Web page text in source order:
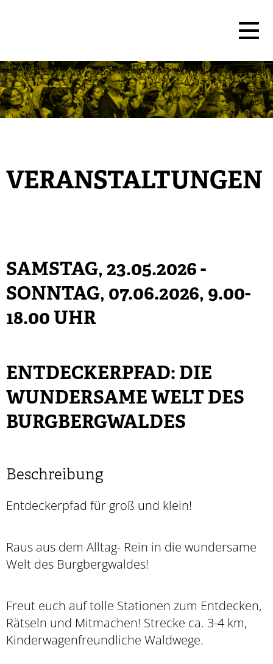
VERANSTALTUNGEN
SAMSTAG, 23.05.2026-
SONNTAG, 07.06.2026, 9.00-
18.00 UHR
ENTDECKERPFAD: DIE
WUNDERSAME WELT DES
BURGBERGWALDES
Beschreibung
Entdeckerpfad für groß und klein!
Raus aus dem Alltag- Rein in die wundersame
Welt des Burgbergwaldes!
Freut euch auf tolle Stationen zum Entdecken,
Rätseln und Mitmachen! Strecke ca. 3-4 km,
Kinderwagenfreundliche Waldwege.